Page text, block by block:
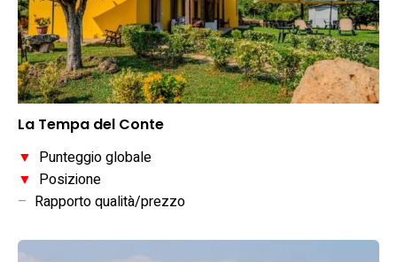
La Tempa del Conte
▼ Punteggio globale
▼ Posizione
– Rapporto qualità/prezzo